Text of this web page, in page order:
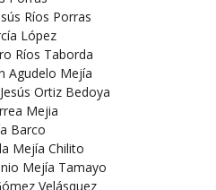
Ríos Porras
López
Ríos Taborda
Agudelo Mejía
Ortiz Bedoya
Mejia
Barco
Mejía Chilito
Mejía Tamayo
Velásquez